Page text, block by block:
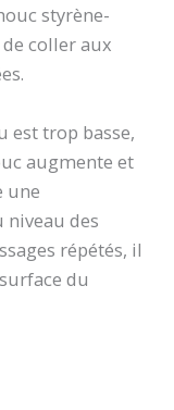
styrène-
coller aux
est trop basse,
augmente et
une
des
répétés, il
du